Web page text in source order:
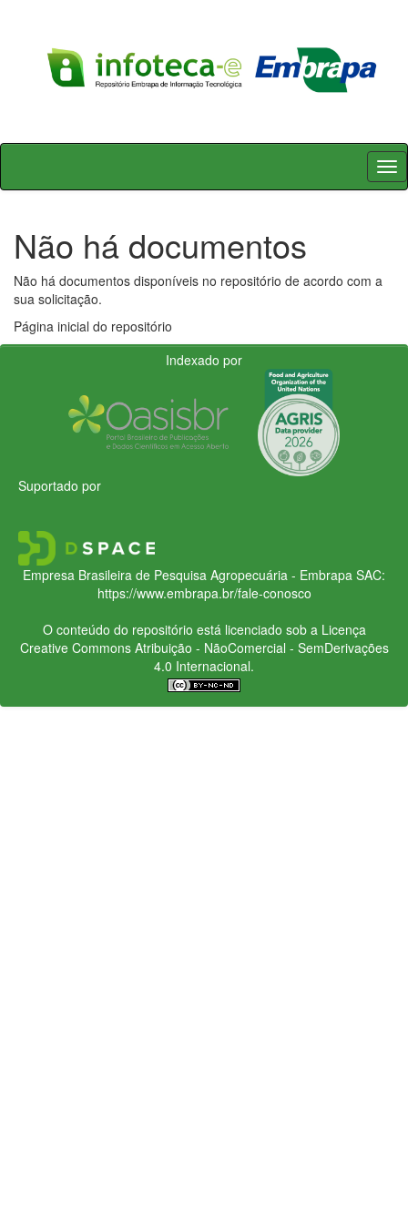
Skip
Não há documentos
Não há documentos disponíveis no repositório de acordo com a
sua solicitação.
Página inicial do repositório
Indexado por
Suportado por
Empresa Brasileira de Pesquisa Agropecuária - Embrapa SAC:
https://www.embrapa.br/fale-conosco
O conteúdo do repositório está licenciado sob a Licença
Creative CommonsAtribuição - NãoComercial - SemDerivações
4.0 Internacional.